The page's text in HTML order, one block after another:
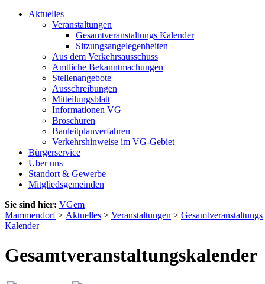
Aktuelles
Veranstaltungen
Gesamtveranstaltungs Kalender
Sitzungsangelegenheiten
Aus dem Verkehrsausschuss
Amtliche Bekanntmachungen
Stellenangebote
Ausschreibungen
Mitteilungsblatt
Informationen VG
Broschüren
Bauleitplanverfahren
Verkehrshinweise im VG-Gebiet
Bürgerservice
Über uns
Standort & Gewerbe
Mitgliedsgemeinden
Sie sind hier: VGem
Mammendorf> Aktuelles > Veranstaltungen > Gesamtveranstaltungs
Kalender
Gesamtveranstaltungskalender